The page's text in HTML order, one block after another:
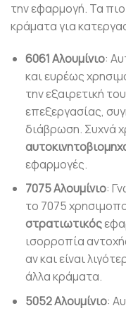
την εφαρμογή. Τα
κράματα για
6061 Αλουμίνιο:
και ευρέως
την εξαιρετική
επεξεργασίας,
διάβρωση. Συχνά
εφαρμογές.
7075 Αλουμίνιο:
το 7075
στρατιωτικός
ισορροπία
αν και είναι
άλλα κράματα.
5052 Αλουμίνιο: